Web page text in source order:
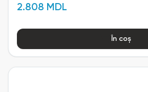
2.808 MDL
În coș